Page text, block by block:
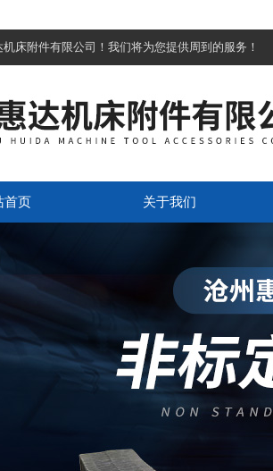
床附件有限公司！我们将为您提供周到的服务！
首页 关于我们